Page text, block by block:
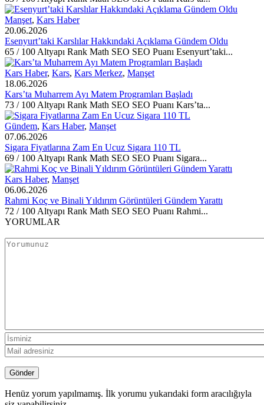
Manşet, Kars Haber
20.06.2026
Esenyurt’taki Karslılar Hakkındaki Açıklama Gündem Oldu
65 / 100 Altyapı Rank Math SEO SEO Puanı Esenyurt’taki...
Kars Haber, Kars, Kars Merkez, Manşet
18.06.2026
Kars’ta Muharrem Ayı Matem Programları Başladı
73 / 100 Altyapı Rank Math SEO SEO Puanı Kars’ta...
Gündem, Kars Haber, Manşet
07.06.2026
Sigara Fiyatlarına Zam En Ucuz Sigara 110 TL
69 / 100 Altyapı Rank Math SEO SEO Puanı Sigara...
Kars Haber, Manşet
06.06.2026
Rahmi Koç ve Binali Yıldırım Görüntüleri Gündem Yarattı
72 / 100 Altyapı Rank Math SEO SEO Puanı Rahmi...
YORUMLAR
Henüz yorum yapılmamış. İlk yorumu yukarıdaki form aracılığıyla